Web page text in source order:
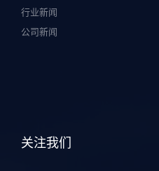
行业新闻
公司新闻
关注我们